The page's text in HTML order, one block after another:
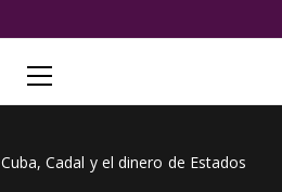
Viral
Menu
Cuba, Cadal y el dinero de Estados